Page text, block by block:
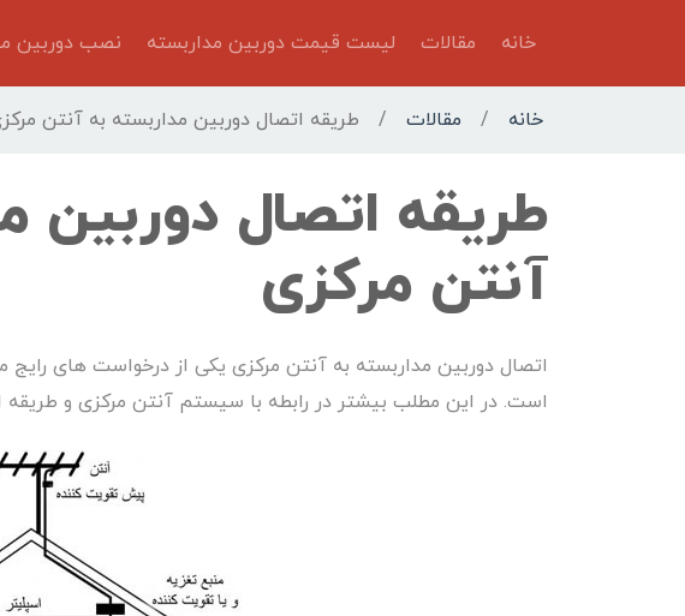
خانه مقالات لیست قیمت دوربین مداربسته نصب دوربین
خانه / مقالات / طریقه اتصال دوربین مداربسته به آنتن
طریقه اتصال دوربین
آنتن مرکزی
اتصال دوربین مداربسته به آنتن مرکزی یکی از درخواست های
است. در این مطلب بیشتر در رابطه با سیستم آنتن مرکزی و